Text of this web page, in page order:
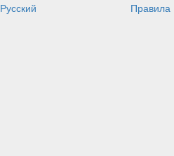
Русский Правила